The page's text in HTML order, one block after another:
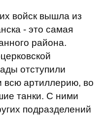
войск вышла из
- это самая
района.
отступили
всю артиллерию, во
танки. С ними
подразделений